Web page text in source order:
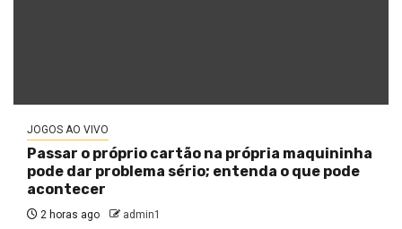
JOGOS AO VIVO
Passar o próprio cartão na própria maquininha
pode dar problema sério; entenda o que pode
acontecer
2 horas ago admin1